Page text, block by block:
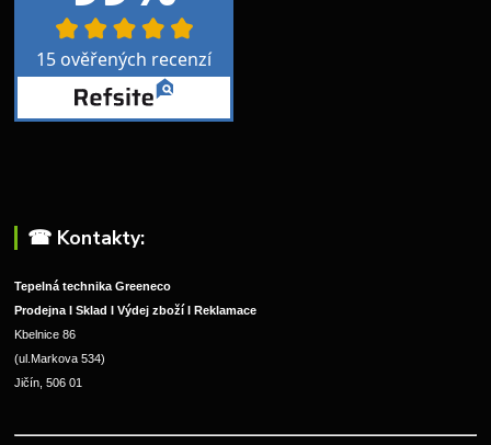
☎︎ Kontakty:
Tepelná technika Greeneco
Prodejna I Sklad I Výdej zboží I Reklamace
Kbelnice 86
(ul.Markova 534)
Jičín, 506 01